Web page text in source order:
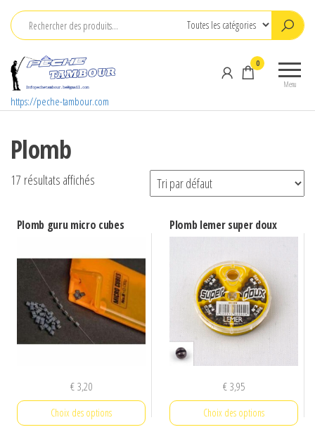
Aller
https://peche-tambour.com
Menu
0
Plomb
17 résultats affichés
Plomb guru micro cubes
€3,20
Choix des options
Plomb lemer super doux
€3,95
Choix des options